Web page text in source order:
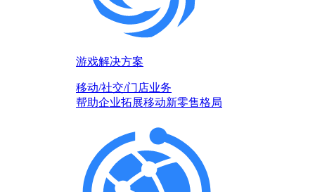
游戏解决方案
移动/社交/门店业务
帮助企业拓展移动新零售格局